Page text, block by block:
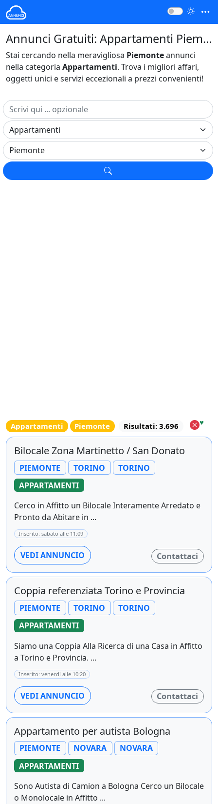
Annunci Gratuiti: Appartamenti Piemonte Italia
Stai cercando nella meravigliosa Piemonteannunci
nella categoria Appartamenti. Trova i migliori affari,
oggetti unici e servizi eccezionali a prezzi convenienti!
Appartamenti Piemonte Risultati: 3.696 ♥
Bilocale Zona Martinetto / San Donato
PIEMONTE TORINO
TORINO
APPARTAMENTI
Cerco in Affitto un Bilocale Interamente Arredato e
Pronto da Abitare in ...
Inserito: sabato alle 11:09
VEDI ANNUNCIO Contattaci
Coppia referenziata Torino e Provincia
PIEMONTE TORINO
TORINO
APPARTAMENTI
Siamo una Coppia Alla Ricerca di una Casa in Affitto
a Torino e Provincia. ...
Inserito: venerdì alle 10:20
VEDI ANNUNCIO Contattaci
Appartamento per autista Bologna
PIEMONTE NOVARA
NOVARA
APPARTAMENTI
Sono Autista di Camion a Bologna Cerco un Bilocale
o Monolocale in Affitto ...